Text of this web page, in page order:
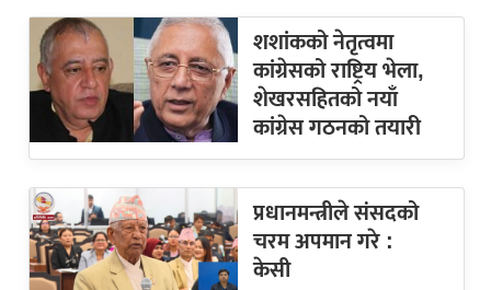
शशांकको नेतृत्वमा
कांग्रेसको राष्ट्रिय भेला,
शेखरसहितको नयाँ
कांग्रेस गठनको तयारी
प्रधानमन्त्रीले संसदको
चरम अपमान गरे :
केसी